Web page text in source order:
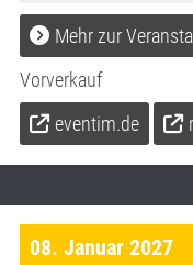
Mehr zur
Vorverkauf
eventim.de
08. Januar 2027